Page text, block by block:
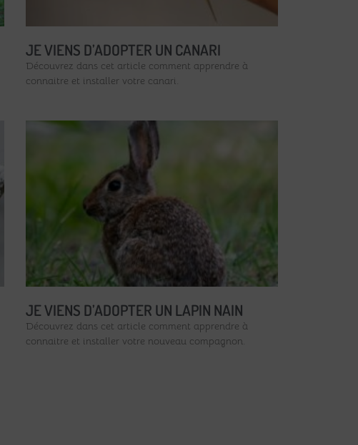
JE VIENS D’ADOPTER UN CANARI
Découvrez dans cet article comment apprendre à
connaitre et installer votre canari.
JE VIENS D’ADOPTER UN LAPIN NAIN
Découvrez dans cet article comment apprendre à
connaitre et installer votre nouveau compagnon.